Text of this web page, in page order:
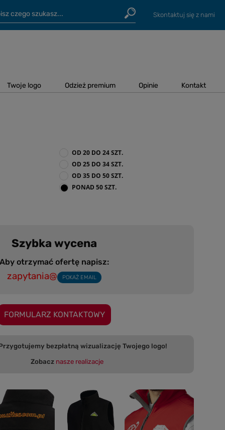
Skontaktuj się z nami
Twoje logo Odzież premium Opinie Kontakt
OD 20 DO 24 SZT.
OD 25 DO 34 SZT.
OD 35 DO 50 SZT.
PONAD 50 SZT.
Szybka wycena
Aby otrzymać ofertę napisz:
zapytania@ POKAŻ EMAIL
FORMULARZ KONTAKTOWY
bezpłatną wizualizację Twojego logo!
Zobacz nasze realizacje